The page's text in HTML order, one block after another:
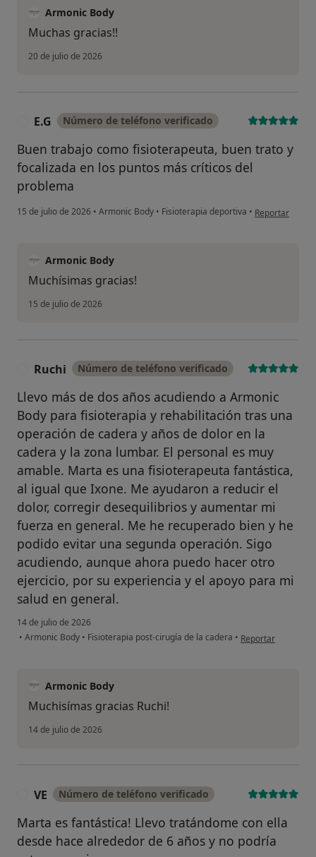
Armonic Body
Muchas gracias!!
20 de julio de 2026
E.G Número de teléfono verificado
Buen trabajo como fisioterapeuta, buen trato y
focalizada en los puntos más críticos del
problema
15 de julio de 2026 • Armonic Body • Fisioterapia deportiva • en opinión del
Reportar
Armonic Body
Muchísimas gracias!
15 de julio de 2026
Ruchi Número de teléfono verificado
Llevo más de dos años acudiendo a Armonic
Body para fisioterapia y rehabilitación tras una
operación de cadera y años de dolor en la
cadera y la zona lumbar. El personal es muy
amable. Marta es una fisioterapeuta fantástica,
al igual que Ixone. Me ayudaron a reducir el
dolor, corregir desequilibrios y aumentar mi
fuerza en general. Me he recuperado bien y he
podido evitar una segunda operación. Sigo
acudiendo, aunque ahora puedo hacer otro
ejercicio, por su experiencia y el apoyo para mi
salud en general.
14 de julio de 2026
• Armonic Body • Fisioterapia post-cirugía de la cadera • en opinión del
Reportar
Armonic Body
Muchisímas gracias Ruchi!
14 de julio de 2026
VE Número de teléfono verificado
Marta es fantástica! Llevo tratándome con ella
desde hace alrededor de 6 años y no podría